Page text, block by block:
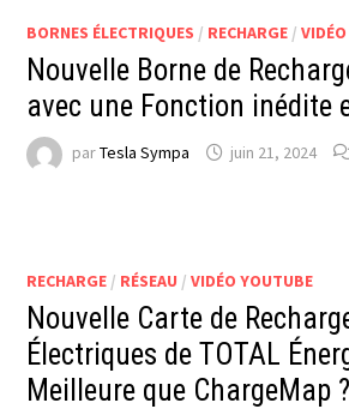
BORNES ÉLECTRIQUES / RECHARGE/
Nouvelle Borne de
avec une Fonction inédite
parTesla Sympa juin 21, 2024
RECHARGE/ RÉSEAU / VIDÉO YOUTUBE
Nouvelle Carte de
Électriques de TOTAL
Meilleure que ChargeMap ?